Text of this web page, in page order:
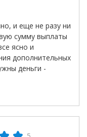
и еще не разу ни
сумму выплаты
ясно и
дополнительных
деньги -